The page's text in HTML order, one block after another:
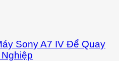
Sony A7 IV Để Quay